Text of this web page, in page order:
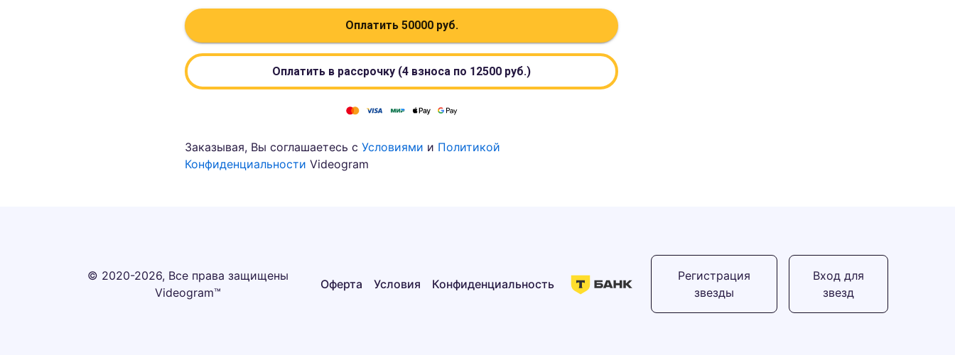
Оплатить 50000руб.
Оплатить в рассрочку (4 взноса по 12500 руб.)
Заказывая, Вы соглашаетесь сУсловиями и Политикой
Конфиденциальности Videogram
© 2020-2026, Все права защищены
Videogram™
Оферта Условия Конфиденциальность
Регистрация
звезды
Вход для
звезд